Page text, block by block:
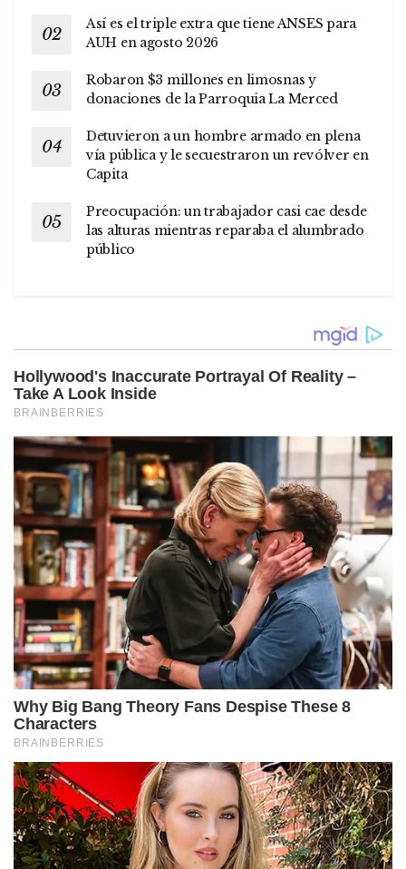
Así es el triple extra que tiene ANSES para
AUH en agosto 2026
Robaron $3 millones en limosnas y
donaciones de la Parroquia La Merced
Detuvieron a un hombre armado en plena
vía pública y le secuestraron un revólver en
Capita
Preocupación: un trabajador casi cae desde
las alturas mientras reparaba el alumbrado
público